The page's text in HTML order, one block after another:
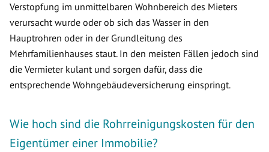
Verstopfung im unmittelbaren Wohnbereich des Mieters
verursacht wurde oder ob sich das Wasser in den
Hauptrohren oder in der Grundleitung des
Mehrfamilienhauses staut. In den meisten Fällen jedoch sind
die Vermieter kulant und sorgen dafür, dass die
entsprechende Wohngebäudeversicherung einspringt.
Wie hoch sind die Rohrreinigungskosten für den
Eigentümer einer Immobilie?